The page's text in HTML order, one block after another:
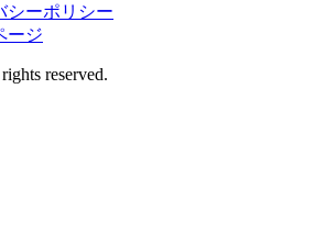
シーポリシー
ージ
reserved.